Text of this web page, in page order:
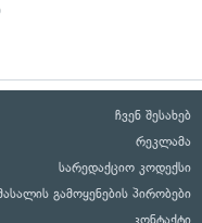
ჩვენ შესახებ
რეკლამა
სარედაქციო კოდექსი
გამოყენების პირობები
კონტაქტი